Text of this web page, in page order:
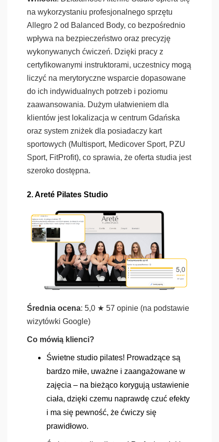
na wykorzystaniu profesjonalnego sprzętu
Allegro 2 od Balanced Body, co bezpośrednio
wpływa na bezpieczeństwo oraz precyzję
wykonywanych ćwiczeń. Dzięki pracy z
certyfikowanymi instruktorami, uczestnicy mogą
liczyć na merytoryczne wsparcie dopasowane
do ich indywidualnych potrzeb i poziomu
zaawansowania. Dużym ułatwieniem dla
klientów jest lokalizacja w centrum Gdańska
oraz system zniżek dla posiadaczy kart
sportowych (Multisport, Medicover Sport, PZU
Sport, FitProfit), co sprawia, że oferta studia jest
szeroko dostępna.
2. Areté Pilates Studio
Średnia ocena: 5,0 ★ 57 opinie (na podstawie
wizytówki Google)
Co mówią klienci?
Świetne studio pilates! Prowadzące są
bardzo miłe, uważne i zaangażowane w
zajęcia – na bieżąco korygują ustawienie
ciała, dzięki czemu naprawdę czuć efekty
i ma się pewność, że ćwiczy się
prawidłowo.